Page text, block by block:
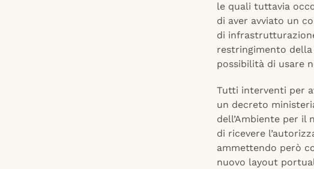
le quali tuttavia
di aver avviato un
di
restringimento della
possibilità di usare
Tutti interventi per
un decreto
dell’Ambiente per il
di ricevere
ammettendo però
nuovo layout